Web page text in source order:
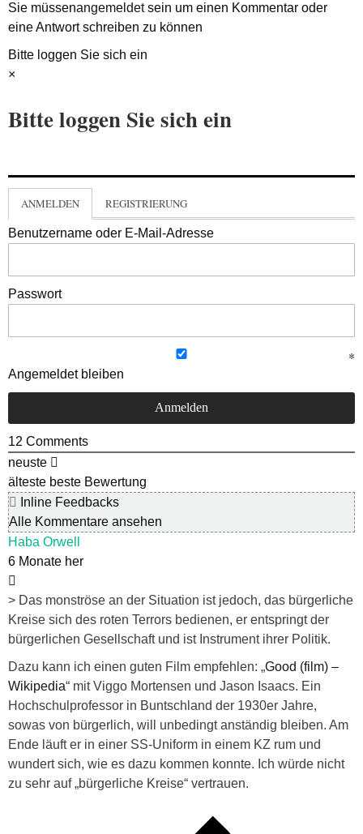
Sie müssenangemeldetsein um einen Kommentar oder
eine Antwort schreiben zu können
Bitte loggen Sie sich ein
×
Bitte loggen Sie sich ein
ANMELDEN REGISTRIERUNG
Benutzername oder E-Mail-Adresse
Passwort
Angemeldet bleiben
12 Comments
neuste
älteste beste Bewertung
Inline Feedbacks
Alle Kommentare ansehen
Haba Orwell
6 Monate her
> Das monströse an der Situation ist jedoch, das bürgerliche
Kreise sich des roten Terrors bedienen, er entspringt der
bürgerlichen Gesellschaft und ist Instrument ihrer Politik.
Dazu kann ich einen guten Film empfehlen: „Good (film) –
Wikipedia“ mit Viggo Mortensen und Jason Isaacs. Ein
Hochschulprofessor in Buntschland der 1930er Jahre,
sowas von bürgerlich, will unbedingt anständig bleiben. Am
Ende läuft er in einer SS-Uniform in einem KZ rum und
wundert sich, wie es dazu kommen konnte. Ich würde nicht
zu sehr auf „bürgerliche Kreise“ vertrauen.